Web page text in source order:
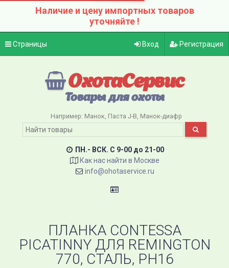
Наличие и цену импортных товаров
уточняйте !
Страницы Вход Регистрация
ОхотаСервис
Товары для охоты
Например: Манок Паста J-B Манок-диафр
ПН.- ВСК. C 9-00 до 21-00
Как нас найти в Москве
info@ohotaservice.ru
ПЛАНКА CONTESSA
PICATINNY ДЛЯ REMINGTON
770, СТАЛЬ, PH16